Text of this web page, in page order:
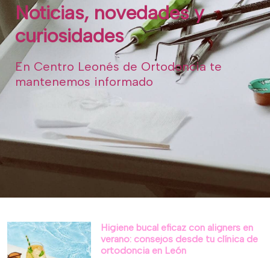
Noticias, novedades y
curiosidades
En Centro Leonés de Ortodoncia te
mantenemos informado
Higiene bucal eficaz con aligners en
verano: consejos desde tu clínica de
ortodoncia en León